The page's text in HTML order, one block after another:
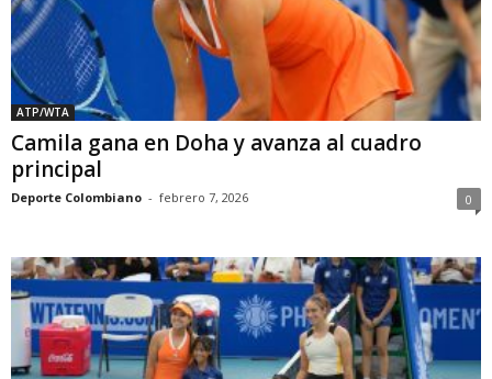
ATP/WTA
Camila gana en Doha y avanza al cuadro
principal
Deporte Colombiano - febrero 7, 2026 0